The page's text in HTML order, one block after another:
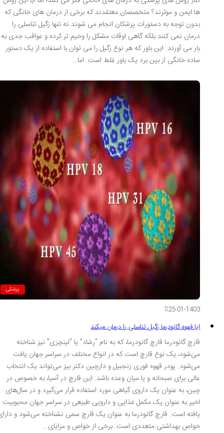
ها ایمن و موثرند؟ متخصصان معتقدند که برخی از درمان های خانگی که
بدون توجه به دستورات پزشکان انجام می شوند نه تنها زگیل تناسلی را
درمان نمی کنند بلکه گاهی اوقات مشکل را وخیم تر کرده و عواقب جدی به
بار می آورند. این باور که هر نوع زگیل را می توان با استفاده از یک دستور
ساده خانگی از بین برد یک باور غلط است. اما…
پزشکی
25-01-1403
ایا قهوه گانودرما زگیل تناسلی را درمان میکند
قارچ گانودرما قارچ گانودرما، که به نام “رشاد” یا “لینچزی” نیز شناخته
می‌شود، یک نوع قارچ است که در انواع مختلف در سراسر جهان یافت
می‌شود. پودر قهوه فوری زنجبیل و دارچین دکتر بیز می‌تواند یک انتخاب
عالی برای صبحانه و یا میان وعده باشد. این قارچ در آسیا، به خصوص در
چین، به عنوان یک داروی گیاهی مورد استفاده قرار می‌گیرد و در سال‌های
اخیر به عنوان یک مکمل غذایی و دارویی طبیعی در سراسر جهان محبوبیت
یافته است. قارچ گانودرما به عنوان یک قارچ سمی نشناخته می‌شود و دارای
خواص بهداشتی متعددی است. برخی از خواص و مزایای…